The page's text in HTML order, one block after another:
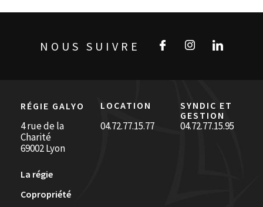
NOUS SUIVRE
RÉGIE GALYO LOCATION
SYNDIC ET
GESTION
4 rue de la
Charité
69002 Lyon
04.72.77.15.77 04.72.77.15.95
La régie
Copropriété